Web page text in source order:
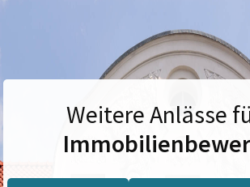
Weitere Anlässe